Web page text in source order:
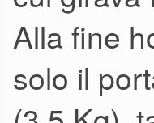
stanno
violini,
es. l'intro
Alla fine
solo il